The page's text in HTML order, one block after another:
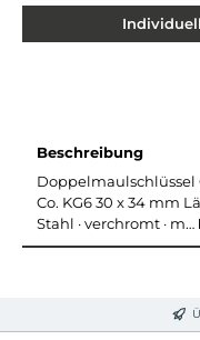
Beschreibung
Doppelmaulschlüssel
Co. KG6 30 x 34 mm
Stahl · verchromt · m…